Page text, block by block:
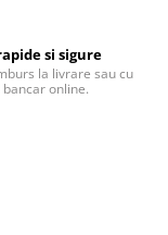
si sigure
la livrare sau cu
online.